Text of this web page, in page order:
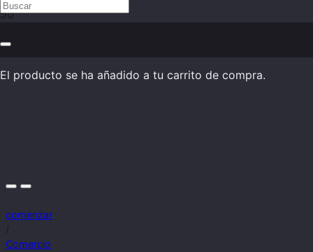
El producto se ha añadido a tu carrito de compra.
comenzar
/
Comercio